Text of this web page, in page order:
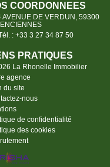
COORDONNÉES
AVENUE DE VERDUN, 59300
: +33 3 27 34 87 50
PRATIQUES
La Rhonelle Immobilier
agence
du site
nous
de confidentialité
des cookies